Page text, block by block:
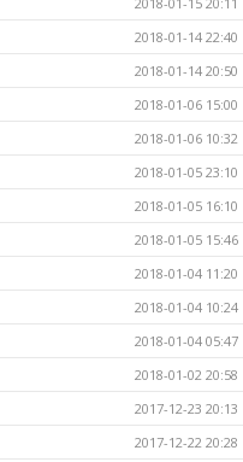
2018-01-14 22:40
2018-01-14 20:50
2018-01-06 15:00
2018-01-06 10:32
2018-01-05 23:10
2018-01-05 16:10
2018-01-05 15:46
2018-01-04 11:20
2018-01-04 10:24
2018-01-04 05:47
2018-01-02 20:58
2017-12-23 20:13
2017-12-22 20:28